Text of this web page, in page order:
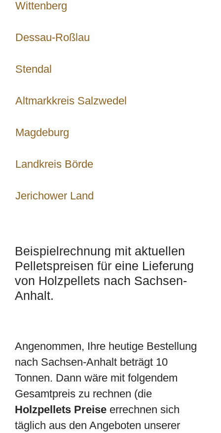
Wittenberg
Dessau-Roßlau
Stendal
Altmarkkreis Salzwedel
Magdeburg
Landkreis Börde
Jerichower Land
Beispielrechnung mit aktuellen
Pelletspreisen für eine Lieferung
von Holzpellets nach Sachsen-
Anhalt.
Angenommen, Ihre heutige Bestellung
nach Sachsen-Anhalt beträgt 10
Tonnen. Dann wäre mit folgendem
Gesamtpreis zu rechnen (die
Holzpellets Preise errechnen sich
täglich aus den Angeboten unserer